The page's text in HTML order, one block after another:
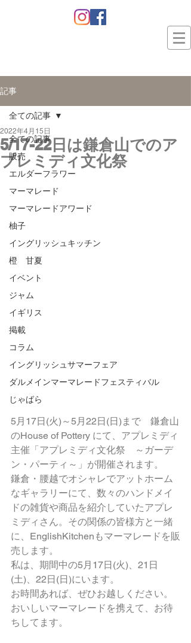
記事
全ての記事
販売
エルダーフラワー
マーマレード
マーマレードアワード
柚子
イングリッシュキッチン
橙 甘夏
イベント
ジャム
イギリス
掲載
コラム
イングリッシュサマーフェア
ダルメインマーマレードフェスティバル
じゃばら
全ての記事
5/17-22日は鎌倉山でのア
プレミディ文化祭
2022年4月15日
5月17日(火)～5月22日(日)まで　鎌倉山
のHouse of Pottery にて、アプレミディ
主催「アプレミディ文化祭　～ガーデ
ン・パーティ～」が開催されます。
鎌倉・腰越でオシャレでアットホーム
なギャラリーにて、数々のハンドメイ
ドの雑貨や商品を紹介していたアプレ
ミディさん。その関係の皆様方と一緒
に、EnglishKitchenもマーマレードを販
売します。
私は、期間中の5月17日(火)、21日
(土)、22日(日)にいます。
お時間あれば、ぜひお越しください。
おいしいマーマレードを携えて、お待
ちしてます。